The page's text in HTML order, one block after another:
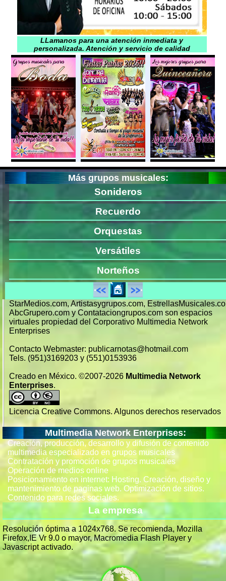
LLamanos para una atención inmediata y
personalizada. Atención y servicio de calidad
Más grupos musicales:
Sonideros
Recuerdo
Orquestas
Versátiles
Norteños
StarMedios.com, Artistasygrupos.com,
AbcGrupero.com y Contataciongrupos.com son espacios
virtuales propiedad del Corporativo Multimedia Network
Enterprises
Contacto Webmaster: publicarnotas@hotmail.com
Tels. (951)3169203 y (551)0153936
Creado en México. ©2007-2026 Multimedia Network
Enterprises.
Licencia Creative Commons. Algunos derechos reservados
Multimedia Network Enterprises:
Creación, producción, desarrollo y difusión de contenido
multimedia especializado en grupos musicales
Contratación y promoción de grupos musicales
Operación de medios online
Posicionamiento en internet: Hosting. Creación, diseño y
mantenimiento de paginas web. Optimización de sitios.
Contenido para redes sociales.
La empresa
Resolución óptima a 1024x768. Se recomienda, Mozilla
Firefox,IE Vr 9.0 o mayor, Macromedia Flash Player y
Javascript activado.